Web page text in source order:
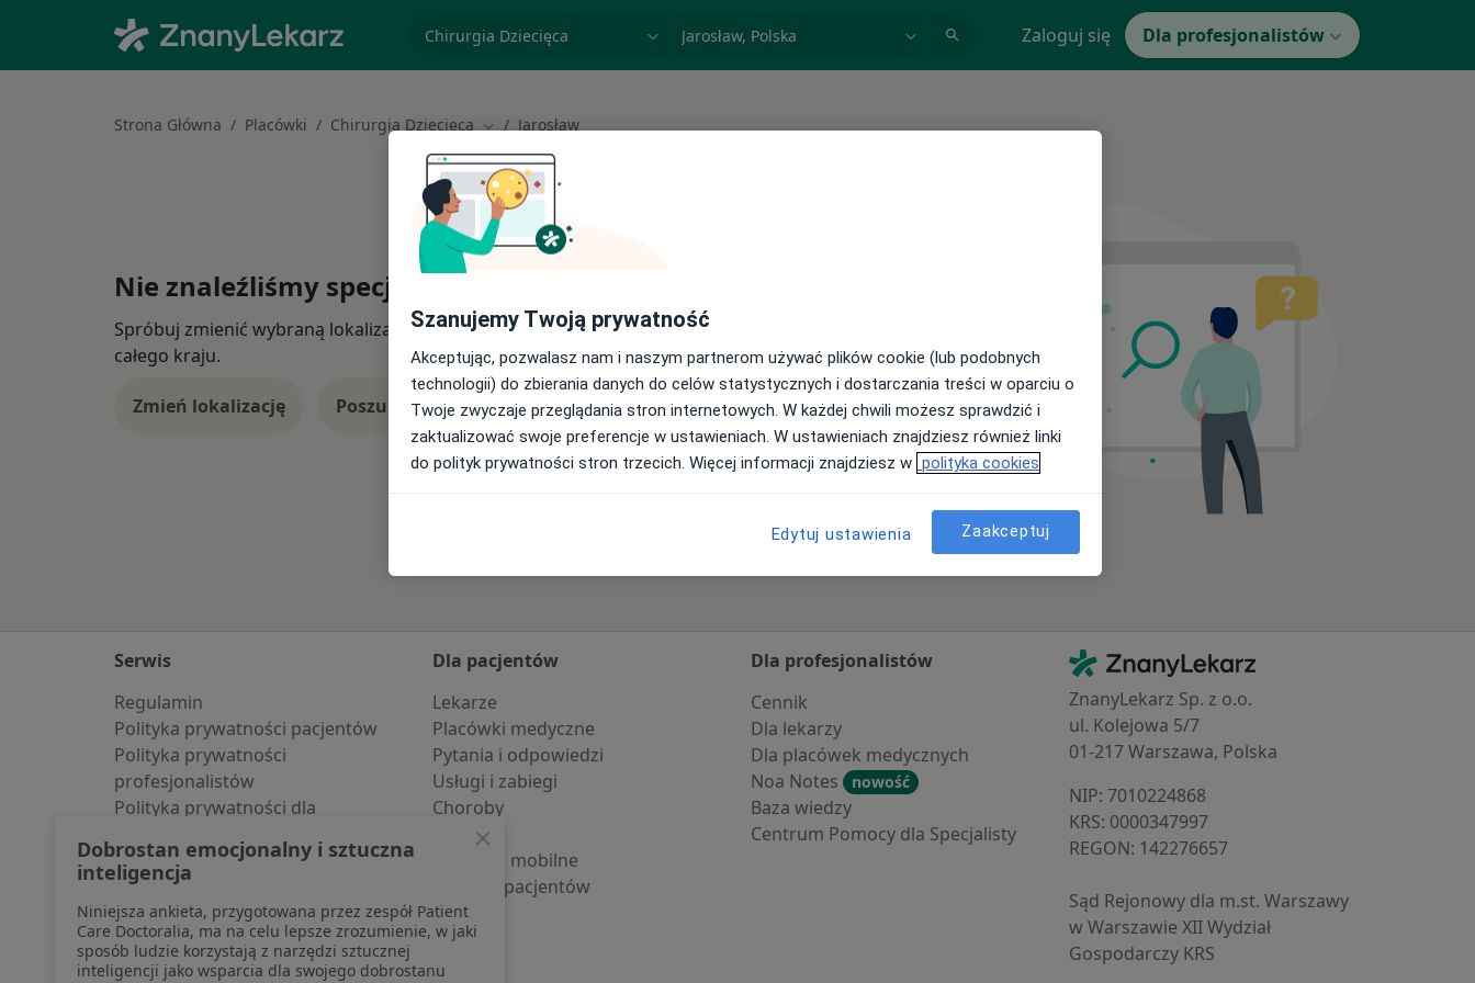
Zaloguj się Dla profesjonalistów
Strona Główna Placówki Chirurgia Dziecięca Zmień miasto
Jarosław
Nie znaleźliśmy specjalistów spełniających podane kryteria
Spróbuj zmienić wybraną lokalizację lub wypróbuj konsultacje online ze specjalistami z
całego kraju.
Zmień lokalizację Poszukaj konsultacji online
Serwis
Regulamin
Polityka prywatności pacjentów
Polityka prywatności
profesjonalistów
Polityka prywatności dla
pozyskaliśmy samodzielnie
Polityka cookies
Jak działają wyniki wyszukiwania
Dostępność
O nas
Dla pacjentów
Lekarze
Placówki medyczne
Pytania i odpowiedzi
Usługi i zabiegi
Choroby
Pomoc
Aplikacje mobilne
Blog dla pacjentów
Dla profesjonalistów
Cennik
Dla lekarzy
Dla placówek medycznych
Noa Notes
nowość
Baza wiedzy
Centrum Pomocy dla Specjalisty
Kontakt
ZnanyLekarz - Strona główna
ZnanyLekarz Sp. z o.o.
ul. Kolejowa 5/7
01-217 Warszawa, Polska
NIP: ⁠7010224868
KRS: ⁠0000347997
REGON: ⁠142276657
Sąd Rejonowy dla m.st. Warszawy
w Warszawie XII Wydział
Gospodarczy KRS
Szanujemy Twoją prywatność
Akceptując, pozwalasz nam i naszym partnerom używać plików cookie (lub podobnych
technologii) do zbierania danych do celów statystycznych i dostarczania treści w oparciu o
Twoje zwyczaje przeglądania stron internetowych. W każdej chwili możesz sprawdzić i
zaktualizować swoje preferencje w ustawieniach. W ustawieniach znajdziesz również linki
do polityk prywatności stron trzecich. Więcej informacji znajdziesz w polityka cookies
Edytuj ustawienia Zaakceptuj
Dobrostan emocjonalny i sztuczna
inteligencja
Niniejsza ankieta, przygotowana przez zespół Patient
Care Doctoralia, ma na celu lepsze zrozumienie, w jaki
sposób ludzie korzystają z narzędzi sztucznej
inteligencji jako wsparcia dla swojego dobrostanu